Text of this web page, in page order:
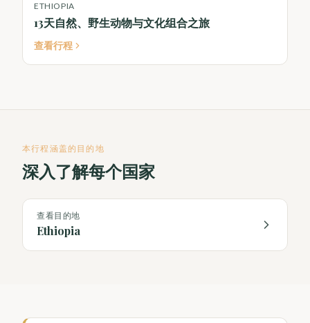
ETHIOPIA
13天自然、野生动物与文化组合之旅
查看行程
本行程涵盖的目的地
深入了解每个国家
查看目的地
Ethiopia